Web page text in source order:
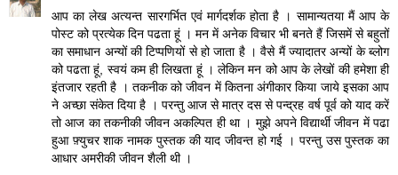
आप का लेख अत्यन्त सारगर्भित एवं मार्गदर्शक होता है । सामान्यतया मैं आप के
पोस्ट को प्रत्येक दिन पढता हूं । मन में अनेक विचार भी बनते हैं जिसमें से बहुतों
का समाधान अन्यों की टिप्पणियों से हो जाता है । वैसे मैं ज्यादातर अन्यों के ब्लोग
को पढता हूं, स्वयं कम ही लिखता हूं । लेकिन मन को आप के लेखों की हमेशा ही
इंतजार रहती है । तकनीक को जीवन में कितना अंगीकार किया जाये इसका आप
ने अच्छा संकेत दिया है । परन्तु आज से मात्र दस से पन्द्रह वर्ष पूर्व को याद करें
तो आज का तकनीकी जीवन अकल्पित ही था । मुझे अपने विद्यार्थी जीवन में पढा
हुआ फ़्युचर शाक नामक पुस्तक की याद जीवन्त हो गई । परन्तु उस पुस्तक का
आधार अमरीकी जीवन शैली थी ।